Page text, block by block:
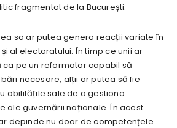
fragmentat de la București.
sa ar putea genera reacții variate în
al electoratului. În timp ce unii ar
pe un reformator capabil să
necesare, alții ar putea să fie
abilitățile sale de a gestiona
ale guvernării naționale. În acest
depinde nu doar de competențele